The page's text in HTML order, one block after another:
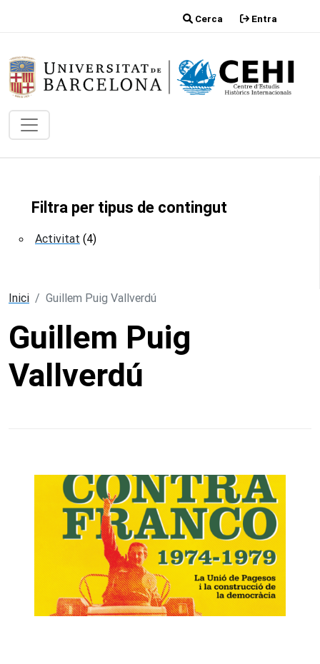
Cerca Entra
Filtra per tipus de contingut
Activitat (4)
Inici Guillem Puig Vallverdú
Guillem Puig
Vallverdú